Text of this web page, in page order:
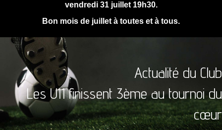
vendredi 31 juillet 19h30.
Bon mois de juillet à toutes et à tous.
Actualité du Club
Les U11 finissent 3ème au tournoi du
cœur